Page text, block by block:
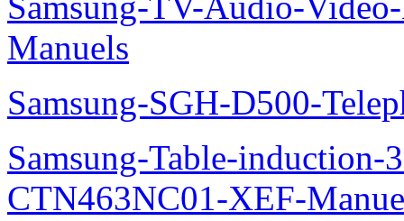
Manuels
Samsung-SGH-D500-
Samsung-Table-
CTN463NC01-XEF-